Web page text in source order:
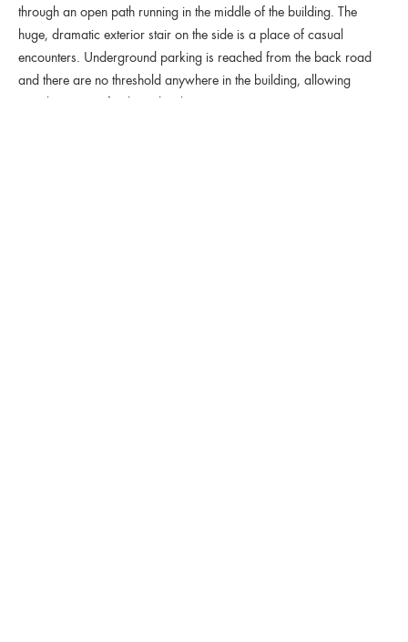
through an open path running in the middle of the building. The
huge, dramatic exterior stair on the side is a place of casual
encounters. Underground parking is reached from the back road
and there are no threshold anywhere in the building, allowing